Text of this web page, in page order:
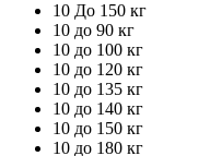
10 До 150 кг
10 до 90 кг
10 до 100 кг
10 до 120 кг
10 до 135 кг
10 до 140 кг
10 до 150 кг
10 до 180 кг